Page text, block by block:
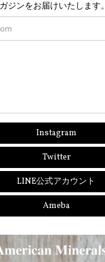
ジンをお届けいたします。
Instagram
Twitter
LINE公式アカウント
Ameba